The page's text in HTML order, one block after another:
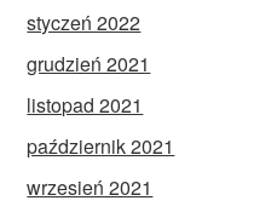
styczeń 2022
grudzień 2021
listopad 2021
październik 2021
wrzesień 2021